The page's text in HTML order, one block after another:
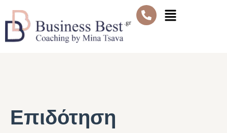
περιεχόμενο
Μενού
Επιδότηση